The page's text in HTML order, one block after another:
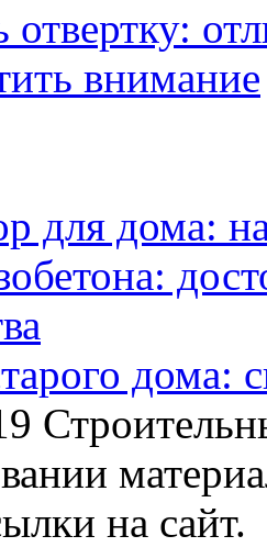
отвертку:
внимание
для дома:
дома:
на сайт.